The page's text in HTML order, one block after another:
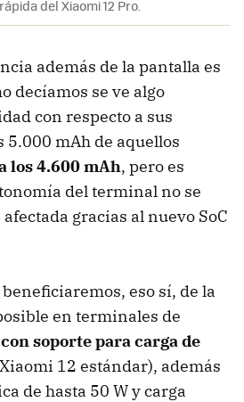
del Xiaomi 12 Pro.
además de la pantalla es
decíamos se ve algo
con respecto a sus
5.000 mAh de aquellos
los 4.600 mAh, pero es
del terminal no se
gracias al nuevo SoC
eso sí, de la
en terminales de
soporte para carga de
12 estándar), además
de hasta 50 W y carga